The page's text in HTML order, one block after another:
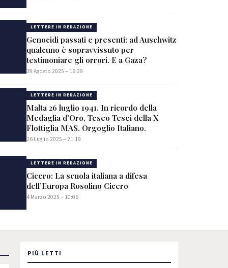
LETTERE IN REDAZIONE
Genocidi passati e presenti: ad Auschwitz
qualcuno è sopravvissuto per
testimoniare gli orrori. E a Gaza?
29 Agosto 2025 – 16:29
LETTERE IN REDAZIONE
Malta 26 luglio 1941. In ricordo della
Medaglia d'Oro, Teseo Tesei della X
Flottiglia MAS. Orgoglio Italiano.
26 Luglio 2025 – 21:19
LETTERE IN REDAZIONE
Cicero: La scuola italiana a difesa
dell’Europa Rosolino Cicero
4 Marzo 2025 – 10:06
PIÙ LETTI